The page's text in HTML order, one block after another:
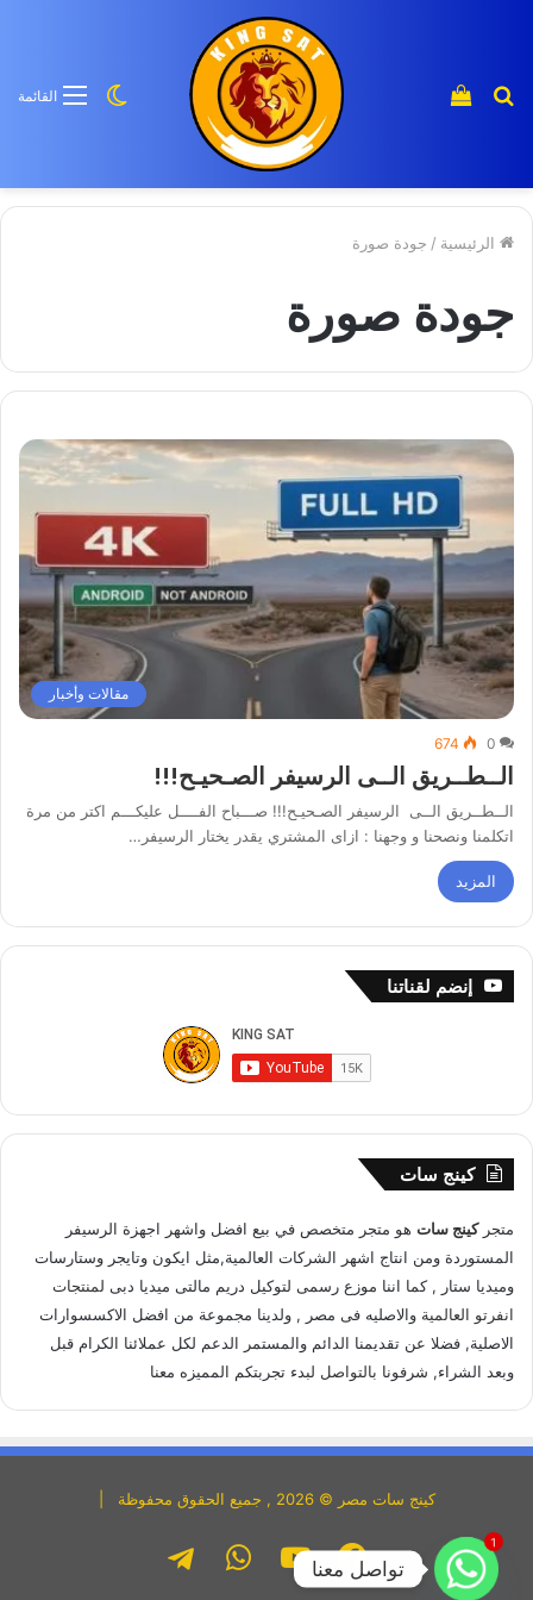
القائمة الوضع
بحث
الرئيسية / جودة صورة
جودة صورة
مقالات وأخبار
0
674
الــطــريق الــى الرسيفر الصـحيـح!!!
الــطــريق الــى الرسيفر الصـحيـح!!! صـــباح الفــــل عليكـــم اكتر من مرة
اتكلمنا ونصحنا و وجهنا : ازاى المشتري يقدر يختار الرسيفر…
المزيد
إنضم لقناتنا
كينج سات
متجركينج سات هو متجر متخصص في بيع افضل واشهر اجهزة الرسيفر
المستوردة ومن انتاج اشهر الشركات العالمية,مثل ايكون وتايجر وستارسات
وميديا ستار , كما اننا موزع رسمى لتوكيل دريم مالتى ميديا دبى لمنتجات
انفرتو العالمية والاصليه فى مصر , ولدينا مجموعة من افضل الاكسسوارات
الاصلية, فضلا عن تقديمنا الدائم والمستمر الدعم لكل عملائنا الكرام قبل
وبعد الشراء, شرفونا بالتواصل لبدء تجربتكم المميزه معنا
كينج سات مصر © 2026 , جميع الحقوق محفوظة |
فيسبوك
يوتيوبواتسابتليجرام 1
تواصل معنا